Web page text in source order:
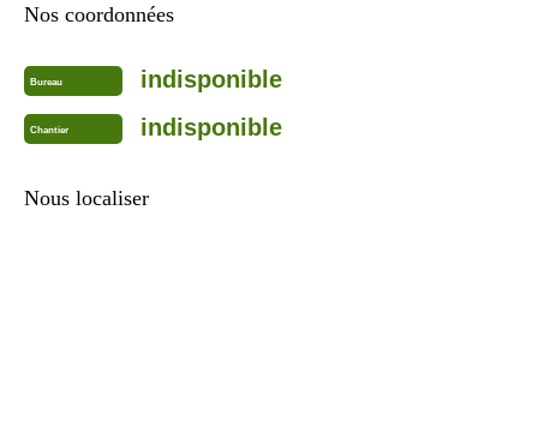
Nos coordonnées
Bureau indisponible
Chantier indisponible
Nous localiser